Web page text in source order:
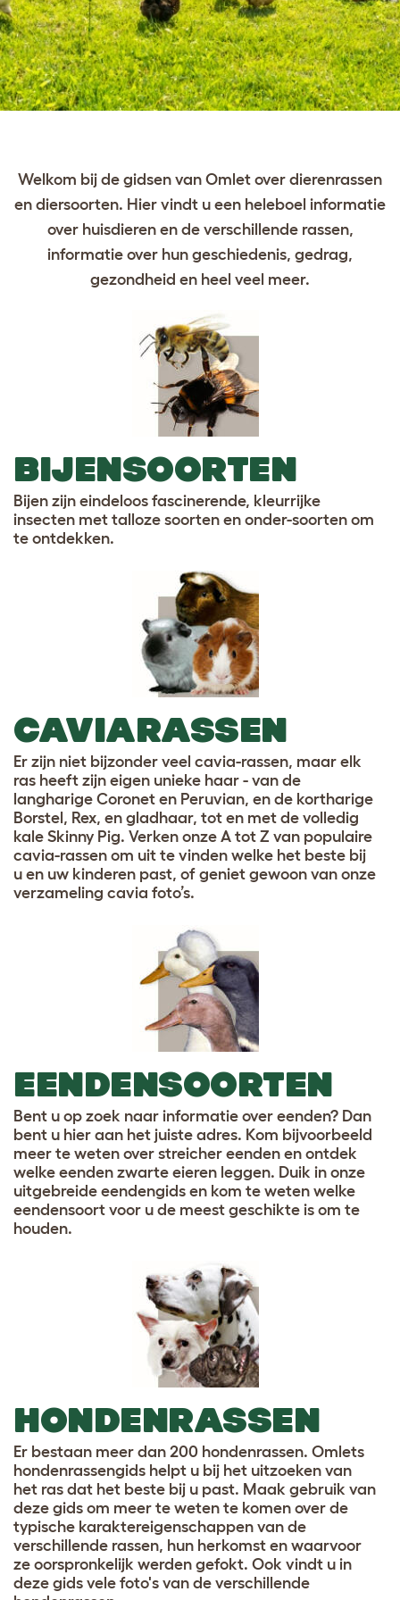
Welkom bij de gidsen van Omlet over dierenrassen
en diersoorten. Hier vindt u een heleboel informatie
over huisdieren en de verschillende rassen,
informatie over hun geschiedenis, gedrag,
gezondheid en heel veel meer.
BIJENSOORTEN
Bijen zijn eindeloos fascinerende, kleurrijke
insecten met talloze soorten en onder-soorten om
te ontdekken.
CAVIARASSEN
Er zijn niet bijzonder veel cavia-rassen, maar elk
ras heeft zijn eigen unieke haar - van de
langharige Coronet en Peruvian, en de kortharige
Borstel, Rex, en gladhaar, tot en met de volledig
kale Skinny Pig. Verken onze A tot Z van populaire
cavia-rassen om uit te vinden welke het beste bij
u en uw kinderen past, of geniet gewoon van onze
verzameling cavia foto’s.
EENDENSOORTEN
Bent u op zoek naar informatie over eenden? Dan
bent u hier aan het juiste adres. Kom bijvoorbeeld
meer te weten over streicher eenden en ontdek
welke eenden zwarte eieren leggen. Duik in onze
uitgebreide eendengids en kom te weten welke
eendensoort voor u de meest geschikte is om te
houden.
HONDENRASSEN
Er bestaan meer dan 200 hondenrassen. Omlets
hondenrassengids helpt u bij het uitzoeken van
het ras dat het beste bij u past. Maak gebruik van
deze gids om meer te weten te komen over de
typische karaktereigenschappen van de
verschillende rassen, hun herkomst en waarvoor
ze oorspronkelijk werden gefokt. Ook vindt u in
deze gids vele foto's van de verschillende